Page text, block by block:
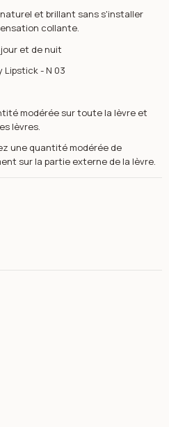
et brillant sans s'installer
collante.
et de nuit
Lipstick - N 03
modérée sur toute la lèvre et
lèvres.
une quantité modérée de
sur la partie externe de la lèvre.